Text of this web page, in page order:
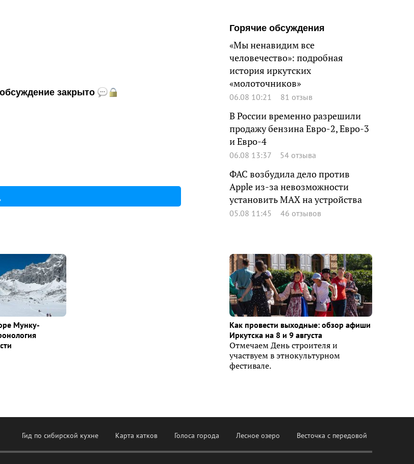
закрыто
Горячие обсуждения
«Мы ненавидим все
человечество»: подробная
история иркутских
«молоточников»
06.08 10:21 81 отзыв
В России временно разрешили
продажу бензина Евро-2, Евро-3
и Евро-4
06.08 13:37 54 отзыва
ФАС возбудила дело против
Apple из-за невозможности
установить MAX на устройства
05.08 11:45 46 отзывов
Мунку-
Как провести выходные: обзор афиши
Иркутска на 8 и 9 августа
Отмечаем День строителя и
участвуем в этнокультурном
фестивале.
Гид по сибирской кухне Карта катков Голоса города Лесное озеро Весточка с передовой